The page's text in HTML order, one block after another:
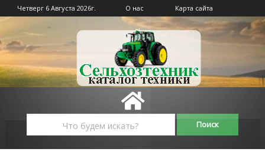
Четверг 6 Августа 2026г. О нас Карта сайта